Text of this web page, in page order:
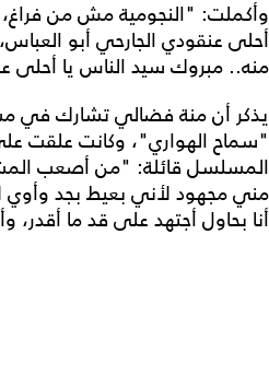
وأكملت: "النجومية مش من فراغ،
أحلى عنقودي الجارحي أبو
منه.. مبروك سيد الناس يا أحلى
يذكر أن منة فضالي تشارك في
"سماح الهواري"، وكانت علقت
المسلسل قائلة: "من أصعب
مني مجهود لأني بعيط بجد
أنا بحاول أجتهد على قد ما